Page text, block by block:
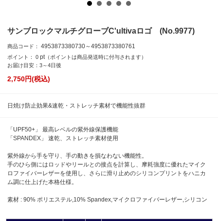
サンブロックマルチグローブC'ultivaロゴ (No.9977)
商品コード： 4953873380730～4953873380761
ポイント： 0 pt （ポイントは商品発送時に付与されます）
お届け目安：3～4日後
2,750円(税込)
日焼け防止効果&速乾・ストレッチ素材で機能性抜群
「UPF50+」 最高レベルの紫外線保護機能
「SPANDEX」 速乾、ストレッチ素材使用
紫外線から手を守り、手の動きを損なわない機能性。
手のひら側にはロッドやリールとの接点を計算し、摩耗強度に優れたマイク
ロファイバーレザーを使用し、さらに滑り止めのシリコンプリントをハニカ
ム調に仕上げた本格仕様。
素材 : 90% ポリエステル,10% Spandex,マイクロファイバーレザー,シリコン